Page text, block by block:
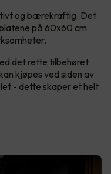
og bærekraftig. Det
på 60x60 cm
det rette tilbehøret
kjøpes ved siden av
- dette skaper et helt